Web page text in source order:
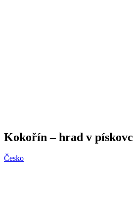
Kokořín – hrad v
Česko